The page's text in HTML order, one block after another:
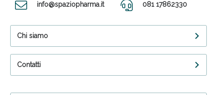
info@spaziopharma.it 081 17862330
Chi siamo
Contatti